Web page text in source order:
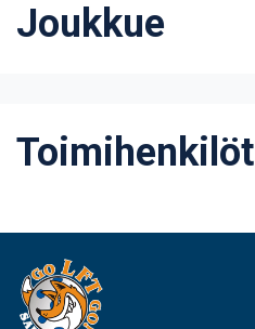
Joukkue
Toimihenkilöt